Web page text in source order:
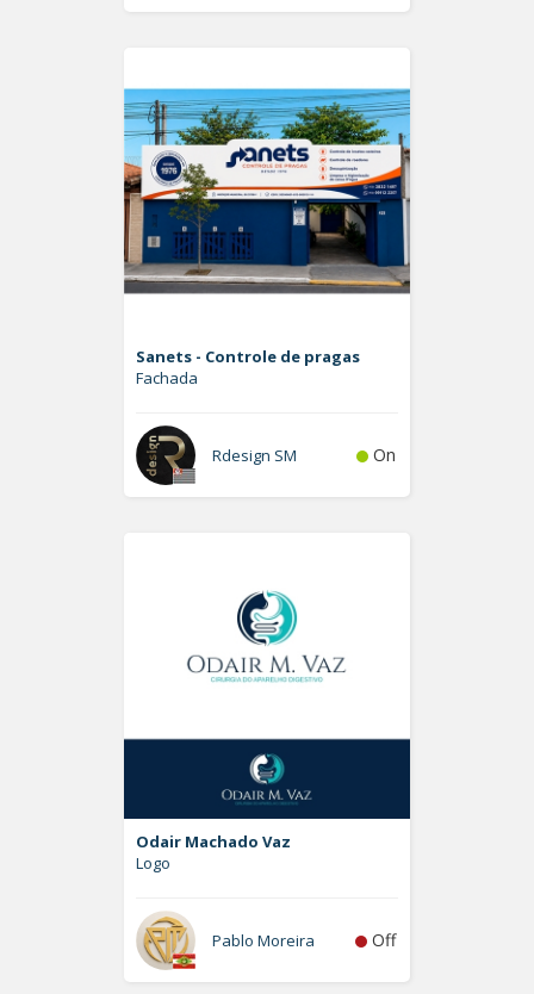
Sanets - Controle de pragas
Fachada
Rdesign SM On
Odair Machado Vaz
Logo
Pablo Moreira Off